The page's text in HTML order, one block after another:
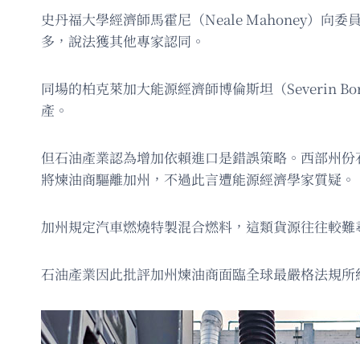
史丹福大學經濟師馬霍尼（Neale Mahoney）向委
多，說法獲其他專家認同。
同場的柏克萊加大能源經濟師博倫斯坦（Severin
產。
但石油產業認為增加依賴進口是錯誤策略。西部州
將煉油商驅離加州，不過此言遭能源經濟學家質疑。
加州規定汽車燃燒特製混合燃料，這類貨源往往較
石油產業因此批評加州煉油商面臨全球最嚴格法規